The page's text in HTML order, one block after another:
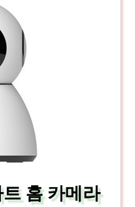
홈 카메라